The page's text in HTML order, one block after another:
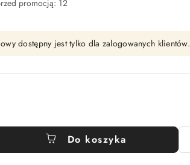
promocją: 12
dostępny jest tylko dla zalogowanych klientów.
Do koszyka